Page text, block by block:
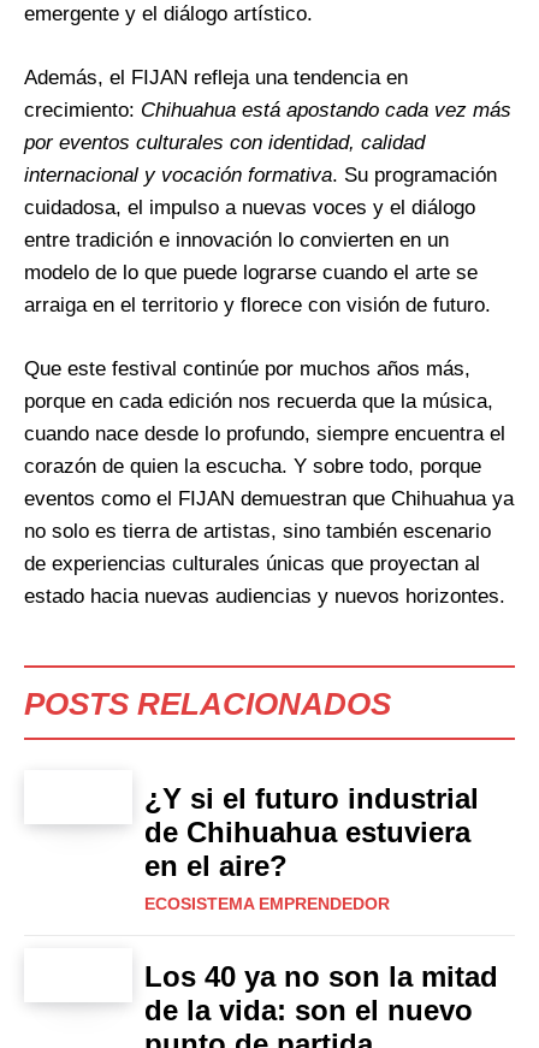
emergente y el diálogo artístico.
Además, el FIJAN refleja una tendencia en
crecimiento: Chihuahua está apostando cada vez más
por eventos culturales con identidad, calidad
internacional y vocación formativa. Su programación
cuidadosa, el impulso a nuevas voces y el diálogo
entre tradición e innovación lo convierten en un
modelo de lo que puede lograrse cuando el arte se
arraiga en el territorio y florece con visión de futuro.
Que este festival continúe por muchos años más,
porque en cada edición nos recuerda que la música,
cuando nace desde lo profundo, siempre encuentra el
corazón de quien la escucha. Y sobre todo, porque
eventos como el FIJAN demuestran que Chihuahua ya
no solo es tierra de artistas, sino también escenario
de experiencias culturales únicas que proyectan al
estado hacia nuevas audiencias y nuevos horizontes.
POSTS RELACIONADOS
¿Y si el futuro industrial
de Chihuahua estuviera
en el aire?
ECOSISTEMA EMPRENDEDOR
Los 40 ya no son la mitad
de la vida: son el nuevo